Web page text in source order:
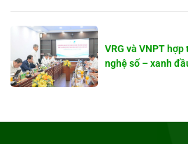
VRG và VNPT
nghệ số – xanh